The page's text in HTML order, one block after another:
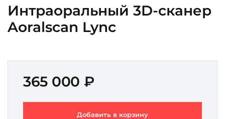
Интраоральный 3D-сканер
Aoralscan Lync
365 000 ₽
Добавить в корзину